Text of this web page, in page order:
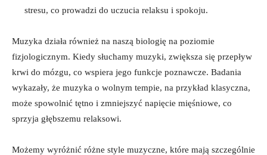
stresu, co prowadzi do uczucia relaksu i spokoju.
Muzyka działa również na naszą biologię na poziomie
fizjologicznym. Kiedy słuchamy muzyki, zwiększa się przepływ
krwi do mózgu, co wspiera jego funkcje poznawcze. Badania
wykazały, że muzyka o wolnym tempie, na przykład klasyczna,
może spowolnić tętno i zmniejszyć napięcie mięśniowe, co
sprzyja głębszemu relaksowi.
Możemy wyróżnić różne style muzyczne, które mają szczególnie